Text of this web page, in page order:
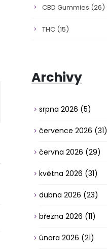
CBD Gummies (26)
THC (15)
Archivy
srpna 2026 (5)
července 2026 (31)
června 2026 (29)
května 2026 (31)
dubna 2026 (23)
března 2026 (11)
února 2026 (21)